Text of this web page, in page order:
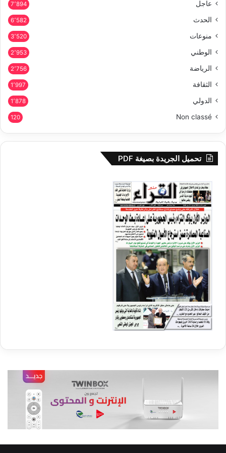
عاجل 7٬894
الحدث 6٬582
منوعات 3٬520
الوطني 2٬953
الرياضة 2٬756
الثقافة 1٬997
الدولي 1٬878
Non classé
120
تحميل الجريدة بصيغة PDF